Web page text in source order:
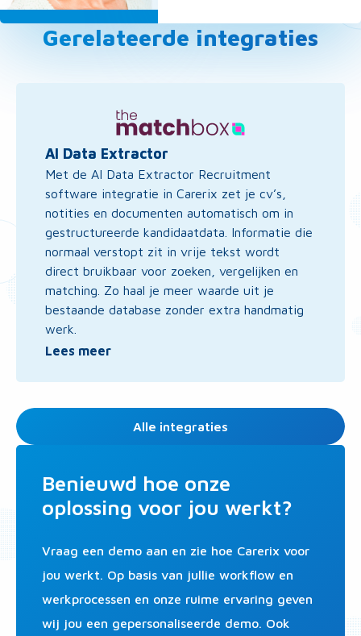
Gerelateerde integraties
AI Data Extractor
Met de AI Data Extractor Recruitment
software integratie in Carerix zet je cv’s,
notities en documenten automatisch om in
gestructureerde kandidaatdata. Informatie die
normaal verstopt zit in vrije tekst wordt
direct bruikbaar voor zoeken, vergelijken en
matching. Zo haal je meer waarde uit je
bestaande database zonder extra handmatig
werk.
Lees meer
Extractor
Alle integraties
Benieuwd hoe onze
oplossing voor jou werkt?
Vraag een demo aan en zie hoe Carerix voor
jou werkt. Op basis van jullie workflow en
werkprocessen en onze ruime ervaring geven
wij jou een gepersonaliseerde demo. Ook